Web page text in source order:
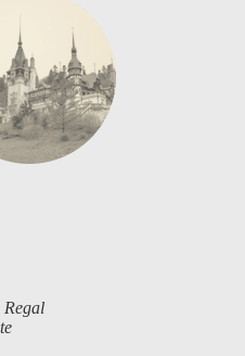
Regal